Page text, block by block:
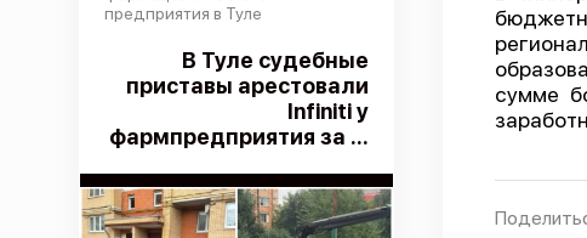
предприятия в Туле
В Туле судебные
приставы арестовали
Infiniti у
фармпредприятия за ...
сумме